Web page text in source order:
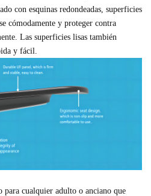
con esquinas redondeadas, superficies
cómodamente y proteger contra
Las superficies lisas también
y fácil.
para cualquier adulto o anciano que